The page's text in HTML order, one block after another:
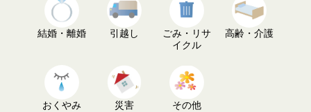
結婚・離婚 引越し
ごみ・リサ
イクル
高齢・介護
おくやみ 災害 その他